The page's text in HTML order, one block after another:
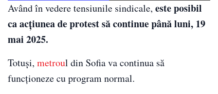
Având în vedere tensiunile sindicale, este posibil
ca acţiunea de protest să continue până luni, 19
mai 2025.
Totuși, metroul din Sofia va continua să
funcţioneze cu program normal.